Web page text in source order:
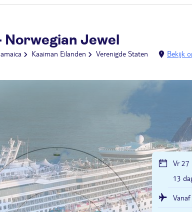
Norwegian Jewel
Kaaiman Eilanden Verenigde Staten Bekijk
Vr 27
13